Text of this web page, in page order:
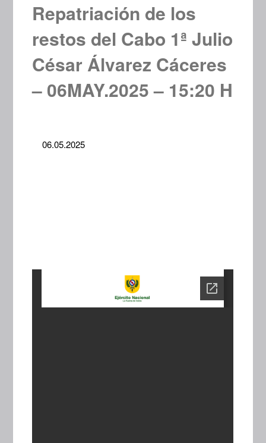
Repatriación de los
restos del Cabo 1ª Julio
César Álvarez Cáceres
– 06MAY.2025 – 15:20 H
06.05.2025